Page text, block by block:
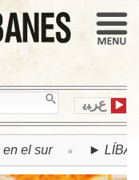
ﻉﺮﺒﻳ
► LÍBANO | Se